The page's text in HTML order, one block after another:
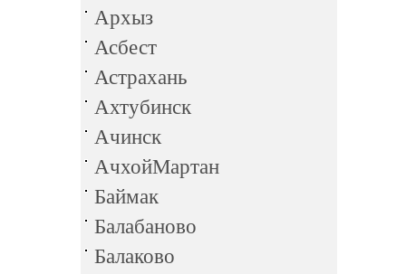
Архыз
Асбест
Астрахань
Ахтубинск
Ачинск
АчхойМартан
Баймак
Балабаново
Балаково